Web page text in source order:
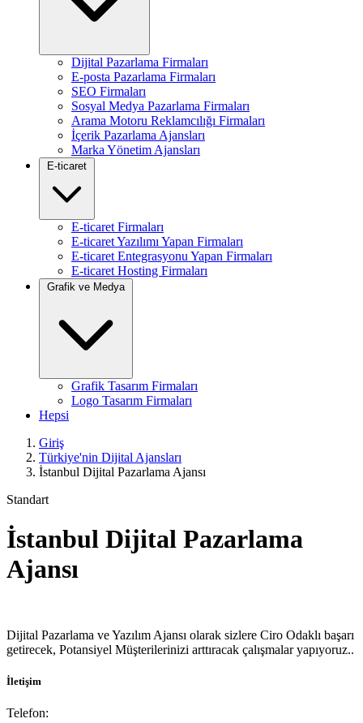
Dijital Pazarlama Firmaları
E-posta Pazarlama Firmaları
SEO Firmaları
Sosyal Medya Pazarlama Firmaları
Arama Motoru Reklamcılığı Firmaları
İçerik Pazarlama Ajansları
Marka Yönetim Ajansları
E-ticaret
E-ticaret Firmaları
E-ticaret Yazılımı Yapan Firmaları
E-ticaret Entegrasyonu Yapan Firmaları
E-ticaret Hosting Firmaları
Grafik ve Medya
Grafik Tasarım Firmaları
Logo Tasarım Firmaları
Hepsi
Giriş
Türkiye'nin Dijital Ajansları
İstanbul Dijital Pazarlama Ajansı
Standart
İstanbul Dijital Pazarlama
Ajansı
Dijital Pazarlama ve Yazılım Ajansı olarak sizlere Ciro Odaklı başarı
getirecek, Potansiyel Müşterilerinizi arttıracak çalışmalar yapıyoruz..
İletişim
Telefon: